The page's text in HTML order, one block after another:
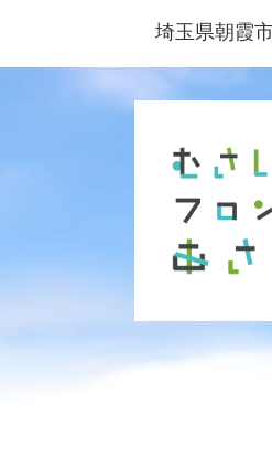
ジ
ュ
埼玉県朝霞